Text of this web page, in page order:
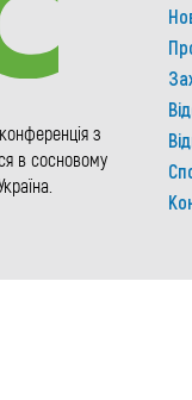
з
в сосновому